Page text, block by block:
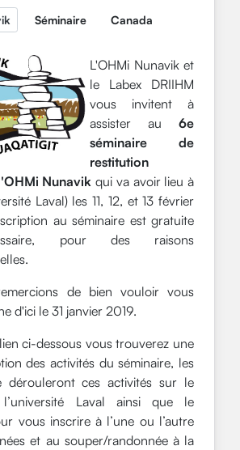
Séminaire Canada
L'OHMi Nunavik et
le Labex DRIIHM
vous invitent à
assister au 6e
séminaire de
restitution
Nunavik qui va avoir lieu à
Laval) les 11, 12, et 13 février
au séminaire est gratuite
pour des raisons
de bien vouloir vous
d'ici le 31 janvier 2019.
ci-dessous vous trouverez une
des activités du séminaire, les
dérouleront ces activités sur le
Laval ainsi que le
vous inscrire à l’une ou l’autre
et au souper/randonnée à la